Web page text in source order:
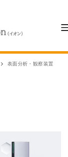
表面分析・観察装置